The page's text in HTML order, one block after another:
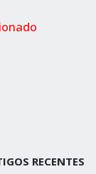
RECENTES